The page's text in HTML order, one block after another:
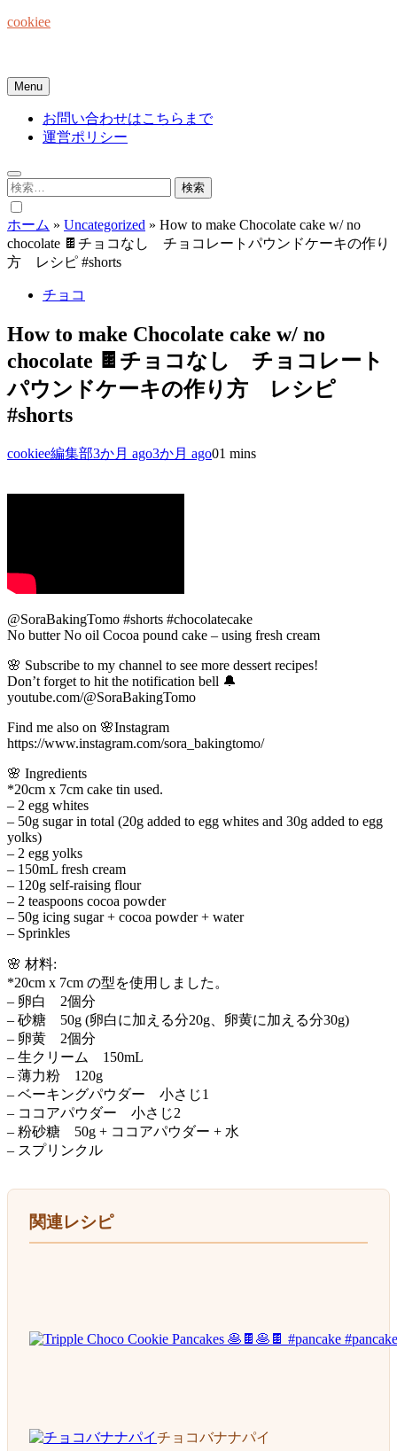
Skip
cookiee
Menu
お問い合わせはこちらまで
運営ポリシー
検
索:
ホーム » Uncategorized » How to make Chocolate cake w/ no
chocolate 🍫チョコなし チョコレートパウンドケーキの作り
方 レシピ #shorts
チョコ
How to make Chocolate cake w/ no
chocolate 🍫チョコなし チョコレート
パウンドケーキの作り方 レシピ
#shorts
cookiee編集部3か月 ago3か月 ago01 mins
@SoraBakingTomo #shorts #chocolatecake
No butter No oil Cocoa pound cake – using fresh cream
🌸 Subscribe to my channel to see more dessert recipes!
Don’t forget to hit the notification bell 🔔
youtube.com/@SoraBakingTomo
Find me also on 🌸Instagram
https://www.instagram.com/sora_bakingtomo/
🌸 Ingredients
*20cm x 7cm cake tin used.
– 2 egg whites
– 50g sugar in total (20g added to egg whites and 30g added to egg
yolks)
– 2 egg yolks
– 150mL fresh cream
– 120g self-raising flour
– 2 teaspoons cocoa powder
– 50g icing sugar + cocoa powder + water
– Sprinkles
🌸 材料:
*20cm x 7cm の型を使用しました。
– 卵白 2個分
– 砂糖 50g (卵白に加える分20g、卵黄に加える分30g)
– 卵黄 2個分
– 生クリーム 150mL
– 薄力粉 120g
– ベーキングパウダー 小さじ1
– ココアパウダー 小さじ2
– 粉砂糖 50g + ココアパウダー + 水
– スプリンクル
関連レシピ
チョコバナナパイ